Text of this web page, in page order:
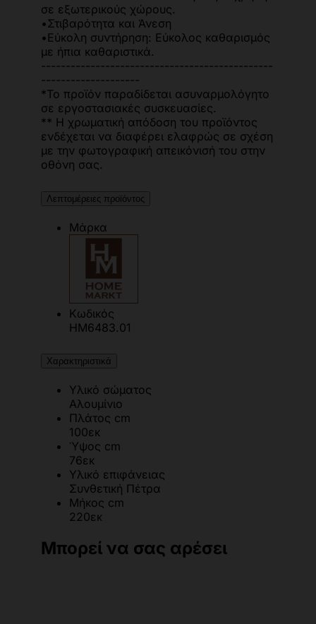
σε εξωτερικούς χώρους.
•Στιβαρότητα και Άνεση
•Εύκολη συντήρηση: Εύκολος καθαρισμός
με ήπια καθαριστικά.
-----------------------------------------------
--------------------
*Το προϊόν παραδίδεται ασυναρμολόγητο
σε εργοστασιακές συσκευασίες.
** Η χρωματική απόδοση του προϊόντος
ενδέχεται να διαφέρει ελαφρώς σε σχέση
με την φωτογραφική απεικόνισή του στην
οθόνη σας.
Λεπτομέρειες προϊόντος
Μάρκα
Κωδικός
HM6483.01
Χαρακτηριστικά
Υλικό σώματος
Αλουμίνιο
Πλάτος cm
100εκ
Ύψος cm
76εκ
Υλικό επιφάνειας
Συνθετική Πέτρα
Μήκος cm
220εκ
Μπορεί να σας αρέσει